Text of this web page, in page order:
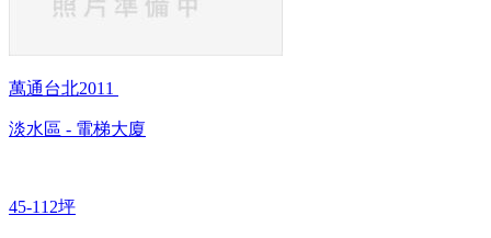
萬通台北2011
淡水區 - 電梯大廈
45-112坪